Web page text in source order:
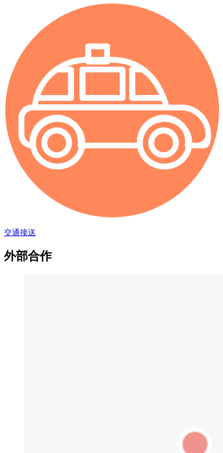
交通接送
外部合作